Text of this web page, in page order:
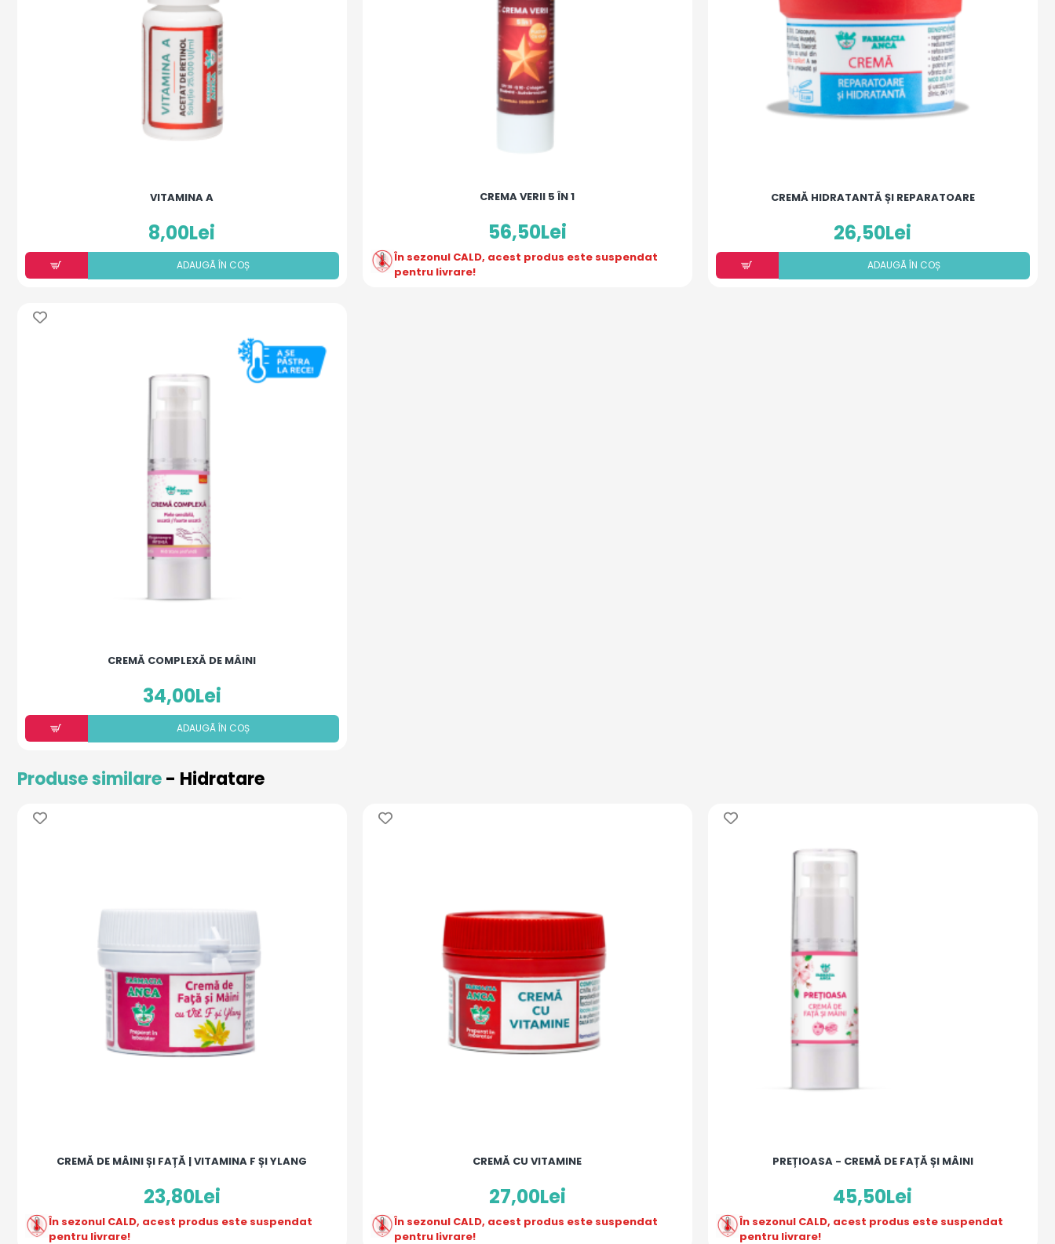
VITAMINA A
8,00Lei
ADAUGÃ ÎN COȘ
CREMA VERII 5 ÎN 1
56,50Lei
În sezonul CALD, acest produs este suspendat
pentru livrare!
CREMĂ HIDRATANTĂ ȘI REPARATOARE
26,50Lei
ADAUGÃ ÎN COȘ
CREMĂ COMPLEXĂ DE MÂINI
34,00Lei
ADAUGÃ ÎN COȘ
Produse similare- Hidratare
CREMĂ DE MÂINI ȘI FAȚĂ | VITAMINA F ȘI YLANG
23,80Lei
În sezonul CALD, acest produs este suspendat
pentru livrare!
CREMĂ CU VITAMINE
27,00Lei
În sezonul CALD, acest produs este suspendat
pentru livrare!
PREȚIOASA - CREMĂ DE FAȚĂ ȘI MÂINI
45,50Lei
În sezonul CALD, acest produs este suspendat
pentru livrare!